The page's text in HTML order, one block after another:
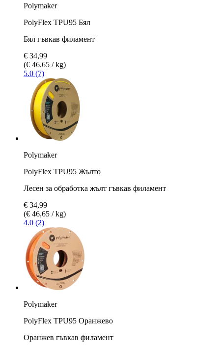
Polymaker
PolyFlex TPU95 Бял
Бял гъвкав филамент
€ 34,99
(€ 46,65 / kg)
5.0 (7)
Polymaker
PolyFlex TPU95 Жълто
Лесен за обработка жълт гъвкав филамент
€ 34,99
(€ 46,65 / kg)
4.0 (2)
Polymaker
PolyFlex TPU95 Оранжево
Оранжев гъвкав филамент